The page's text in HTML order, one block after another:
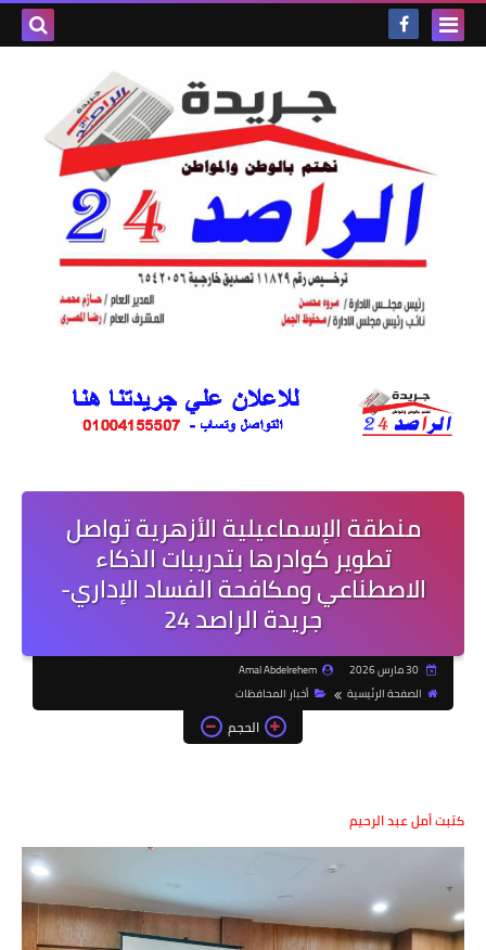
منطقة الإسماعيلية الأزهرية تواصل
تطوير كوادرها بتدريبات الذكاء
الاصطناعي ومكافحة الفساد الإداري-
جريدة الراصد 24
30 مارس 2026
Amal Abdelrehem
الصفحة الرئيسية
أخبار المحافظات
الحجم
كتبت أمل عبد الرحيم